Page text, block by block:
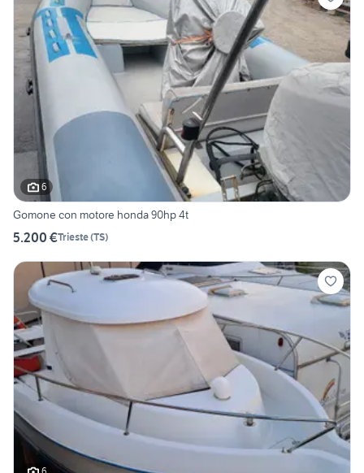
6
Gomone con motore honda 90hp 4t
5.200 €Trieste(TS)